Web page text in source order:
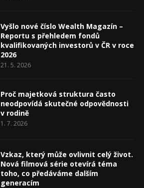
Vyšlo nové číslo Wealth Magazín –
Reportu s přehledem fondů
kvalifikovaných investorů v ČR v roce
2026
21. 5. 2026
Proč majetková struktura často
neodpovídá skutečné odpovědnosti
v rodině
1. 7. 2026
Vzkaz, který může ovlivnit celý život.
Nová filmová série otevírá téma
toho, co předáváme dalším
generacím